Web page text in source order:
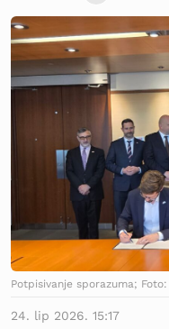
Potpisivanje sporazuma; Foto:
24. lip 2026. 15:17